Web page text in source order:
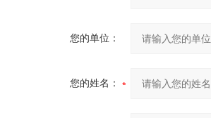
您的单位：
您的姓名：